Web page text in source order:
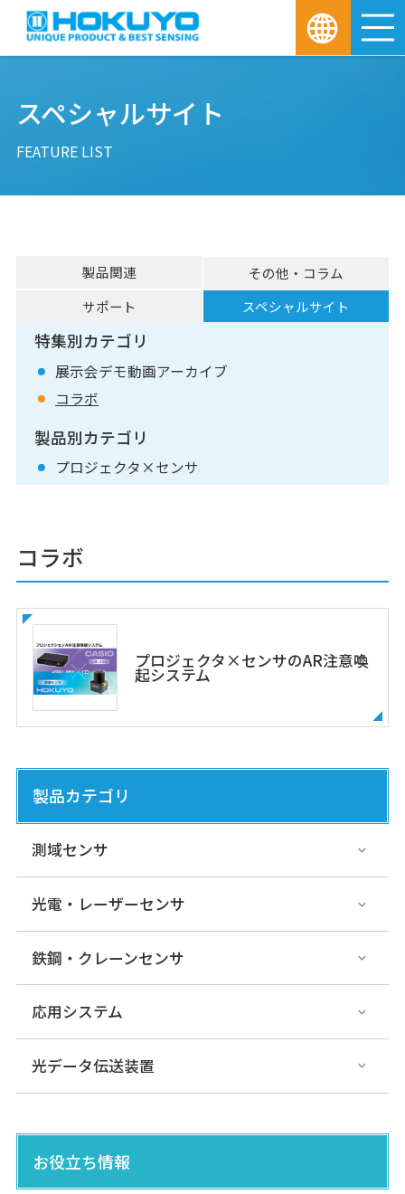
スペシャルサイト
FEATURE LIST
製品関連
その他・コラム
サポート
スペシャルサイト
特集別カテゴリ
展示会デモ動画アーカイブ
コラボ
製品別カテゴリ
プロジェクタ×センサ
コラボ
プロジェクタ×センサのAR注意喚
起システム
製品カテゴリ
測域センサ
光電・レーザーセンサ
鉄鋼・クレーンセンサ
応用システム
光データ伝送装置
お役立ち情報